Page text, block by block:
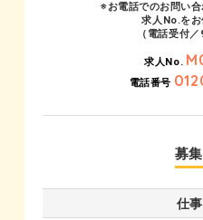
※お電話でのお問い合
求人No.を
（電話受付
求人No.
電話番号
募
仕